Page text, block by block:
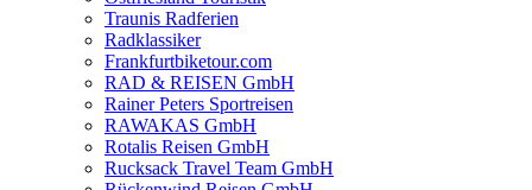
Traunis Radferien
Radklassiker
Frankfurtbiketour.com
RAD & REISEN GmbH
Rainer Peters Sportreisen
RAWAKAS GmbH
Rotalis Reisen GmbH
Rucksack Travel Team GmbH